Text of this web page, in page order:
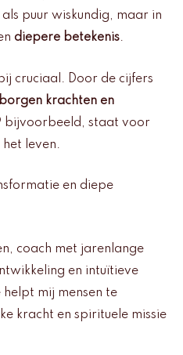
puur wiskundig, maar in
diepere betekenis.
cruciaal. Door de cijfers
krachten en
bijvoorbeeld, staat voor
leven.
en diepe
coach met jarenlange
en intuïtieve
mij mensen te
kracht en spirituele missie